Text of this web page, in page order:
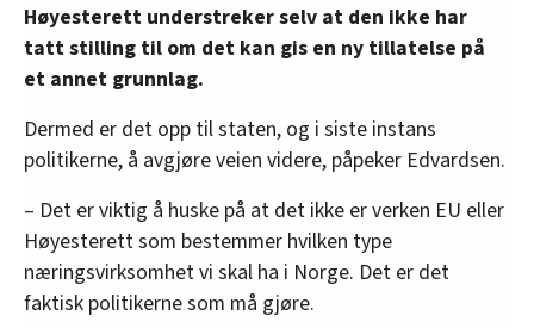
Høyesterett understreker selv at den ikke har
tatt stilling til om det kan gis en ny tillatelse på
et annet grunnlag.
Dermed er det opp til staten, og i siste instans
politikerne, å avgjøre veien videre, påpeker Edvardsen.
– Det er viktig å huske på at det ikke er verken EU eller
Høyesterett som bestemmer hvilken type
næringsvirksomhet vi skal ha i Norge. Det er det
faktisk politikerne som må gjøre.